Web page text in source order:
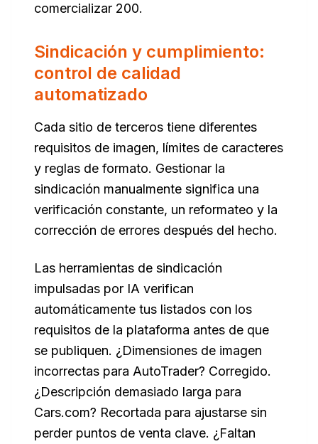
comercializar 200.
Sindicación y cumplimiento:
control de calidad
automatizado
Cada sitio de terceros tiene diferentes
requisitos de imagen, límites de caracteres
y reglas de formato. Gestionar la
sindicación manualmente significa una
verificación constante, un reformateo y la
corrección de errores después del hecho.
Las herramientas de sindicación
impulsadas por IA verifican
automáticamente tus listados con los
requisitos de la plataforma antes de que
se publiquen. ¿Dimensiones de imagen
incorrectas para AutoTrader? Corregido.
¿Descripción demasiado larga para
Cars.com? Recortada para ajustarse sin
perder puntos de venta clave. ¿Faltan